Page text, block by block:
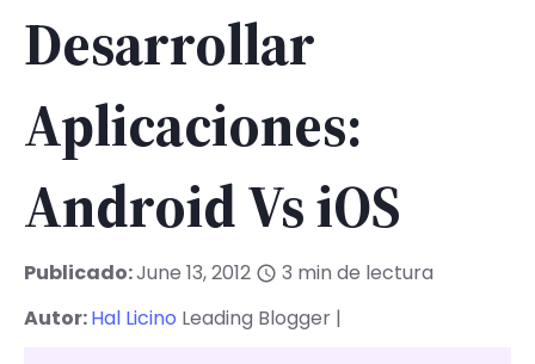
Desarrollar
Aplicaciones:
Android Vs iOS
Publicado:June 13, 2012 3 min de lectura
Autor:Hal Licino Leading Blogger |